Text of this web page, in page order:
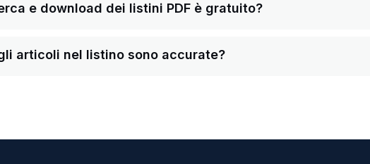
e download dei listini PDF è gratuito?
articoli nel listino sono accurate?